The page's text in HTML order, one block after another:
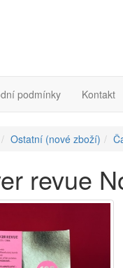
podmínky Kontakt
Ostatní (nové zboží)
revue